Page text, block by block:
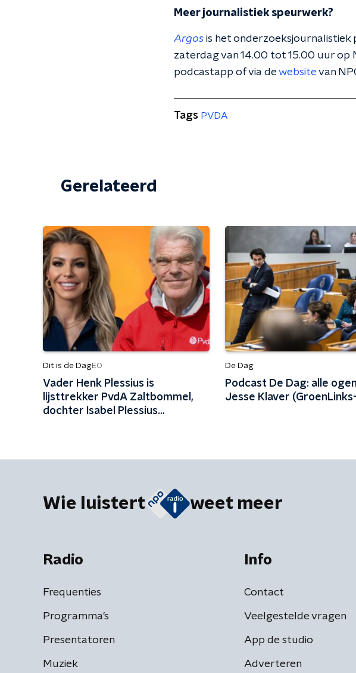
Meer journalistiek speurwerk?
Argos is het onderzoeksjournalistiek
zaterdag van 14.00 tot 15.00 uur op
podcastapp of via dewebsitevan
Tags PVDA
Gerelateerd
Dit is de DagEO
Vader Henk Plessius is
lijsttrekker PvdA Zaltbommel,
dochter Isabel Plessius
De Dag
Podcast De Dag: alle
Jesse Klaver
Wie luistert weet meer
Radio
Frequenties
Programma's
Presentatoren
Muziek
Info
Contact
Veelgestelde vragen
App de studio
Adverteren